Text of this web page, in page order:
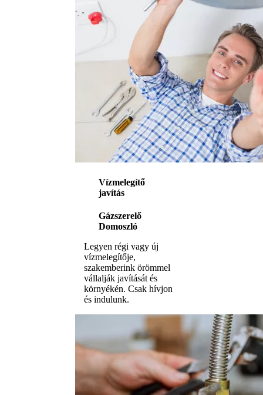
Vízmelegítő
javítás
Gázszerelő
Domoszló
Legyen régi vagy új
vízmelegítője,
szakemberink örömmel
vállalják javítását és
környékén. Csak hívjon
és indulunk.